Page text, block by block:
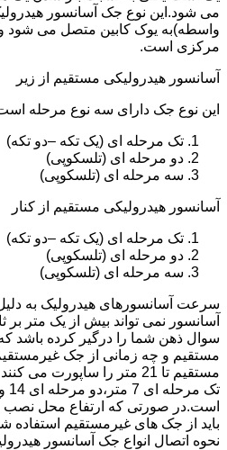
می شود.این نوع جک آسانسور
واسطه)به یوک کابین متصل می شود
مرکزی است.
آسانسور هیدرولیکی مستقیم از زیر
این نوع جک دارای سه نوع مرحله
تک مرحله ای (یک تکه –دو تکه)
دو مرحله ای (تلسکوپی)
سه مرحله ای (تلسکوپی)
آسانسور هیدرولیکی مستقیم از کنار
تک مرحله ای (یک تکه –دو تکه)
دو مرحله ای (تلسکوپی)
سه مرحله ای (تلسکوپی)
سرعت آسانسورهای هیدرولیک به
آسانسور نمی تواند بیش از یک متر بر
سوال ذهن شما را درگیر کرده باشد
مستقیم و چه زمانی از جک
مستقیم تا 21 متر را
باید از جک های غیرمستقیم استفاده
نحوه اتصال انواع جک آسانسور